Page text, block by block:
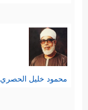
محمود خليل الحصري